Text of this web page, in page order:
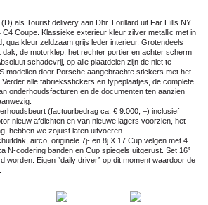
als Tourist delivery aan Dhr. Lorillard uit Far Hills NY
C4 Coupe. Klassieke exterieur kleur zilver metallic met in
qua kleur zeldzaam grijs leder interieur. Grotendeels
dak, de motorklep, het rechter portier en achter scherm
schadevrij, op alle plaatdelen zijn de niet te
modellen door Porsche aangebrachte stickers met het
alle fabrieksstickers en typeplaatjes, de complete
onderhoudsfacturen en de documenten ten aanzien
(factuurbedrag ca. € 9.000, –) inclusief
nieuw afdichten en van nieuwe lagers voorzien, het
hebben we zojuist laten uitvoeren.
airco, originele 7j- en 8j X 17 Cup velgen met 4
N-codering banden en Cup spiegels uitgerust. Set 16”
worden. Eigen “daily driver” op dit moment waardoor de